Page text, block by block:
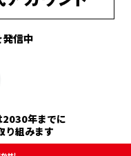
信中
2030年までに
り組みます